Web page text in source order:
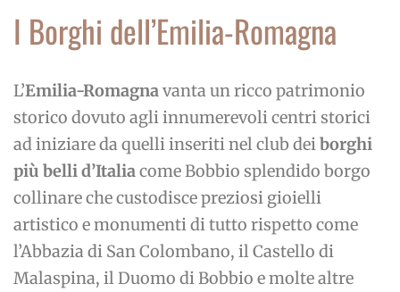
I Borghi dell’Emilia-Romagna
L’Emilia-Romagna vanta un ricco patrimonio
storico dovuto agli innumerevoli centri storici
ad iniziare da quelli inseriti nel club dei borghi
più belli d’Italia come Bobbio splendido borgo
collinare che custodisce preziosi gioielli
artistico e monumenti di tutto rispetto come
l’Abbazia di San Colombano, il Castello di
Malaspina, il Duomo di Bobbio e molte altre